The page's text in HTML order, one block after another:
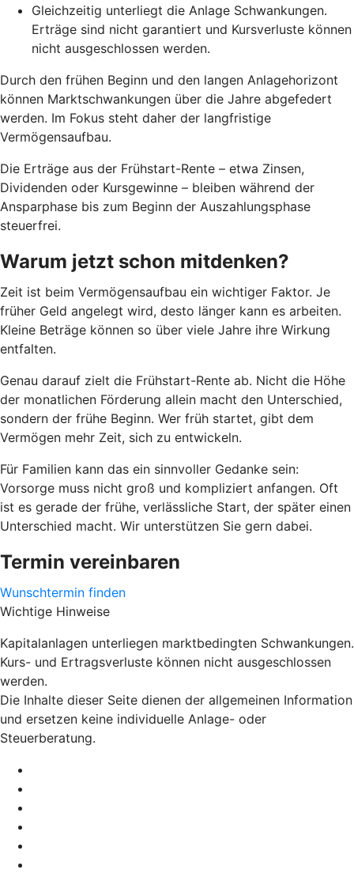
Gleichzeitig unterliegt die Anlage Schwankungen.
Erträge sind nicht garantiert und Kursverluste können
nicht ausgeschlossen werden.
Durch den frühen Beginn und den langen Anlagehorizont
können Marktschwankungen über die Jahre abgefedert
werden. Im Fokus steht daher der langfristige
Vermögensaufbau.
Die Erträge aus der Frühstart-Rente – etwa Zinsen,
Dividenden oder Kursgewinne – bleiben während der
Ansparphase bis zum Beginn der Auszahlungsphase
steuerfrei.
Warum jetzt schon mitdenken?
Zeit ist beim Vermögensaufbau ein wichtiger Faktor. Je
früher Geld angelegt wird, desto länger kann es arbeiten.
Kleine Beträge können so über viele Jahre ihre Wirkung
entfalten.
Genau darauf zielt die Frühstart-Rente ab. Nicht die Höhe
der monatlichen Förderung allein macht den Unterschied,
sondern der frühe Beginn. Wer früh startet, gibt dem
Vermögen mehr Zeit, sich zu entwickeln.
Für Familien kann das ein sinnvoller Gedanke sein:
Vorsorge muss nicht groß und kompliziert anfangen. Oft
ist es gerade der frühe, verlässliche Start, der später einen
Unterschied macht. Wir unterstützen Sie gern dabei.
Termin vereinbaren
Wunschtermin finden
Wichtige Hinweise
Kapitalanlagen unterliegen marktbedingten Schwankungen.
Kurs- und Ertragsverluste können nicht ausgeschlossen
werden.
Die Inhalte dieser Seite dienen der allgemeinen Information
und ersetzen keine individuelle Anlage- oder
Steuerberatung.